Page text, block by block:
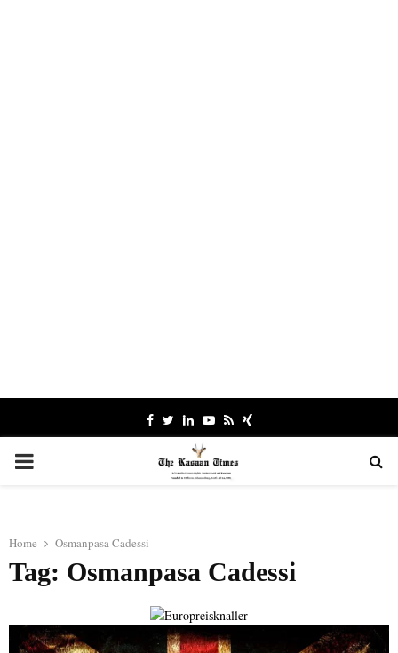
Facebook
TwitterLinkedinYoutube
RssXing
PRIMARY
Home Osmanpasa Cadessi
Tag: Osmanpasa Cadessi